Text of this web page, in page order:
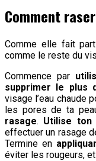
Comment
Comme elle fait
comme le reste du
Commence par
supprimer le plus
visage l’eau chaude
les pores de ta
rasage. Utilise ton
effectuer un rasage
Termine en
éviter les rougeurs,